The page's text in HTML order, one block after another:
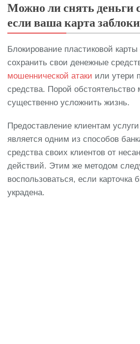
Можно ли снять деньги
если ваша карта
Блокирование пластиковой
сохранить свои денежные
мошеннической атаки или утери
средства. Порой обстоятельство
существенно усложнить жизнь.
Предоставление клиентам
является одним из способов
средства своих клиентов от
действий. Этим же методом
воспользоваться, если карточка
украдена.